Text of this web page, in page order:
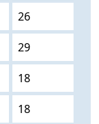
26
29
18
18